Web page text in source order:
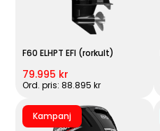
F60 ELHPT EFI (rorkult)
79.995 kr
Ord. pris: 88.895 kr
Kampanj